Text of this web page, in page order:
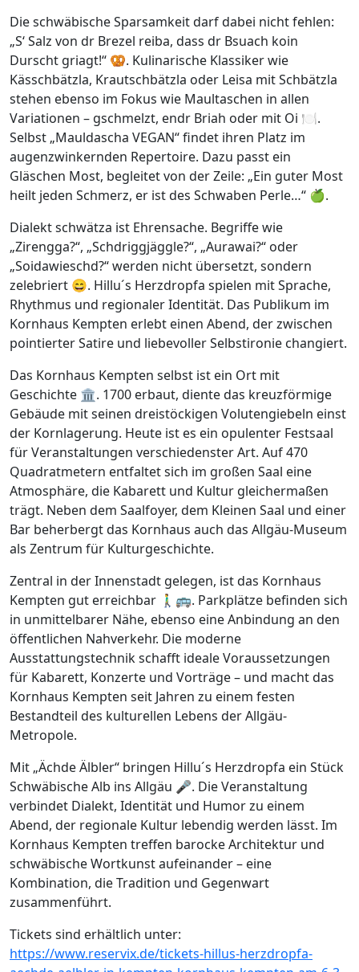
Die schwäbische Sparsamkeit darf dabei nicht fehlen:
„S‘ Salz von dr Brezel reiba, dass dr Bsuach koin
Durscht griagt!“ 🥨. Kulinarische Klassiker wie
Kässchbätzla, Krautschbätzla oder Leisa mit Schbätzla
stehen ebenso im Fokus wie Maultaschen in allen
Variationen – gschmelzt, endr Briah oder mit Oi 🍽️.
Selbst „Mauldascha VEGAN“ findet ihren Platz im
augenzwinkernden Repertoire. Dazu passt ein
Gläschen Most, begleitet von der Zeile: „Ein guter Most
heilt jeden Schmerz, er ist des Schwaben Perle…“ 🍏.
Dialekt schwätza ist Ehrensache. Begriffe wie
„Zirengga?“, „Schdriggjäggle?“, „Aurawai?“ oder
„Soidawieschd?“ werden nicht übersetzt, sondern
zelebriert 😄. Hillu´s Herzdropfa spielen mit Sprache,
Rhythmus und regionaler Identität. Das Publikum im
Kornhaus Kempten erlebt einen Abend, der zwischen
pointierter Satire und liebevoller Selbstironie changiert.
Das Kornhaus Kempten selbst ist ein Ort mit
Geschichte 🏛️. 1700 erbaut, diente das kreuzförmige
Gebäude mit seinen dreistöckigen Volutengiebeln einst
der Kornlagerung. Heute ist es ein opulenter Festsaal
für Veranstaltungen verschiedenster Art. Auf 470
Quadratmetern entfaltet sich im großen Saal eine
Atmosphäre, die Kabarett und Kultur gleichermaßen
trägt. Neben dem Saalfoyer, dem Kleinen Saal und einer
Bar beherbergt das Kornhaus auch das Allgäu-Museum
als Zentrum für Kulturgeschichte.
Zentral in der Innenstadt gelegen, ist das Kornhaus
Kempten gut erreichbar 🚶‍♂️🚌. Parkplätze befinden sich
in unmittelbarer Nähe, ebenso eine Anbindung an den
öffentlichen Nahverkehr. Die moderne
Ausstattungstechnik schafft ideale Voraussetzungen
für Kabarett, Konzerte und Vorträge – und macht das
Kornhaus Kempten seit Jahren zu einem festen
Bestandteil des kulturellen Lebens der Allgäu-
Metropole.
Mit „Ächde Älbler“ bringen Hillu´s Herzdropfa ein Stück
Schwäbische Alb ins Allgäu 🎤. Die Veranstaltung
verbindet Dialekt, Identität und Humor zu einem
Abend, der regionale Kultur lebendig werden lässt. Im
Kornhaus Kempten treffen barocke Architektur und
schwäbische Wortkunst aufeinander – eine
Kombination, die Tradition und Gegenwart
zusammenführt.
Tickets sind erhältlich unter:
https://www.reservix.de/tickets-hillus-herzdropfa-